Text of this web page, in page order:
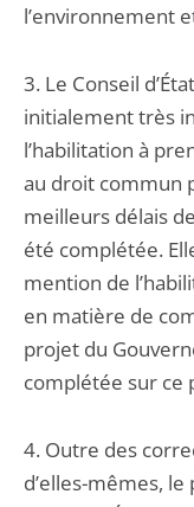
l’environnement
3. Le Conseil
initialement très
l’habilitation à
au droit commun
meilleurs délais
été complétée.
mention de
en matière de
projet du
complétée sur ce
4. Outre des
d’elles-mêmes,